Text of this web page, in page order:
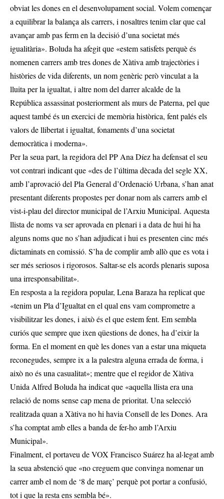
obviat les dones en el desenvolupament social. Volem començar
a equilibrar la balança als carrers, i nosaltres tenim clar que cal
avançar amb pas ferm en la decisió d’una societat més
igualitària». Boluda ha afegit que «estem satisfets perquè és
nomenen carrers amb tres dones de Xàtiva amb trajectòries i
històries de vida diferents, un nom genèric però vinculat a la
lluita per la igualtat, i altre nom del darrer alcalde de la
República assassinat posteriorment als murs de Paterna, pel que
aquest també és un exercici de memòria històrica, fent palés els
valors de llibertat i igualtat, fonaments d’una societat
democràtica i moderna».
Per la seua part, la regidora del PP Ana Díez ha defensat el seu
vot contrari indicant que «des de l’última dècada del segle XX,
amb l’aprovació del Pla General d’Ordenació Urbana, s’han anat
presentant diferents propostes per donar nom als carrers amb el
vist-i-plau del director municipal de l’Arxiu Municipal. Aquesta
llista de noms va ser aprovada en plenari i a data de hui hi ha
alguns noms que no s’han adjudicat i hui es presenten cinc més
dictaminats en comissió. S’ha de complir amb allò que es vota i
ser més seriosos i rigorosos. Saltar-se els acords plenaris suposa
una irresponsabilitat».
En resposta a la regidora popular, Lena Baraza ha replicat que
«tenim un Pla d’Igualtat en el qual ens vam comprometre a
visibilitzar les dones, i això és el que estem fent. Em sembla
curiós que sempre que ixen qüestions de dones, ha d’eixir la
forma. En el moment en què les dones van a estar una miqueta
reconegudes, sempre ix a la palestra alguna errada de forma, i
això no és una casualitat»; mentre que el regidor de Xàtiva
Unida Alfred Boluda ha indicat que «aquella llista era una
relació de noms sense cap mena de prioritat. Una selecció
realitzada quan a Xàtiva no hi havia Consell de les Dones. Ara
s’ha comptat amb elles a banda de fer-ho amb l’Arxiu
Municipal».
Finalment, el portaveu de VOX Francisco Suárez ha al·legat amb
la seua abstenció que «no creguem que convinga nomenar un
carrer amb el nom de ‘8 de març’ perquè pot portar a confusió,
tot i que la resta ens sembla bé».